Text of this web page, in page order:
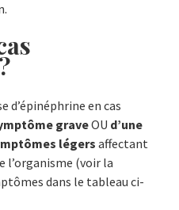
d’épinéphrine en cas
graveOU d’une
légers affectant
l’organisme (voir la
dans le tableau ci-